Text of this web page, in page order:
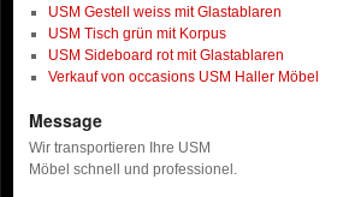
USM Gestell weiss mit Glastablaren
USM Tisch grün mit Korpus
USM Sideboard rot mit Glastablaren
Verkauf von occasions USM Haller Möbel
Message
Wir transportieren Ihre USM
Möbel schnell und professionel.